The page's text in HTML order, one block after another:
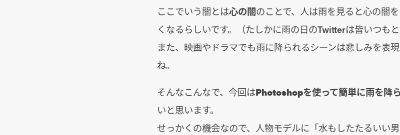
ここでいう闇とは心の闇のことで、人は雨を見ると心の闇
くなるらしいです。（たしかに雨の日のTwitterは皆いつも
また、映画やドラマでも雨に降られるシーンは悲しみを表
ね。
そんなこんなで、今回はPhotoshopを使って簡単に雨を降
いと思います。
せっかくの機会なので、人物モデルに「水もしたたるいい男